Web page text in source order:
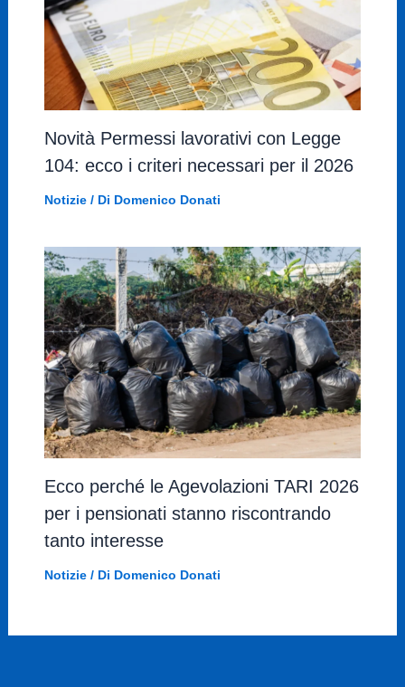
Novità Permessi lavorativi con Legge
104: ecco i criteri necessari per il 2026
Notizie/ Di Domenico Donati
Ecco perché le Agevolazioni TARI 2026
per i pensionati stanno riscontrando
tanto interesse
Notizie/ Di Domenico Donati